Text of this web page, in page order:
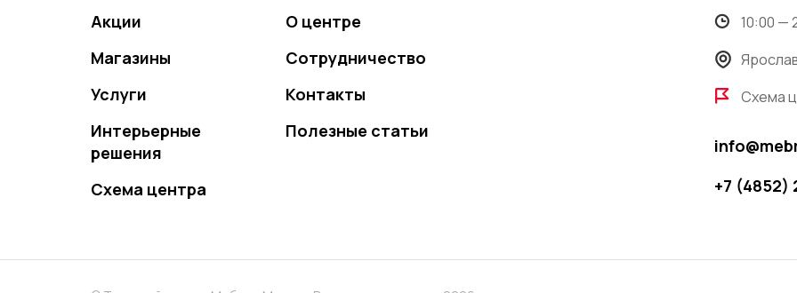
Акции
Магазины
Услуги
Интерьерные
решения
Схема центра
О центре
Сотрудничество
Контакты
Полезные статьи
10:00 —
Схема
+7 (4852)